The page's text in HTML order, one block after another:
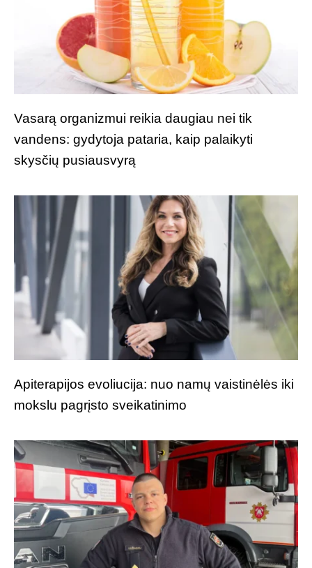
Vasarą organizmui reikia daugiau nei tik
vandens: gydytoja pataria, kaip palaikyti
skysčių pusiausvyrą
Apiterapijos evoliucija: nuo namų vaistinėlės iki
mokslu pagrįsto sveikatinimo